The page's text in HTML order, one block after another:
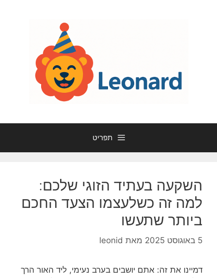
תפריט
השקעה בעתיד הזוגי שלכם:
למה זה כשלעצמו הצעד החכם
ביותר שתעשו
5 באוגוסט 2025 מאת leonid
דמיינו את זה: אתם יושבים בערב נעימי, ליד האור הרך